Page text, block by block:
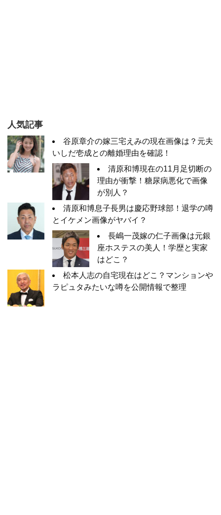
人気記事
谷原章介の嫁三宅えみの現在画像は？元夫
いしだ壱成との離婚理由を確認！
清原和博現在の11月足切断の
理由が衝撃！糖尿病悪化で画像
が別人？
清原和博息子長男は慶応野球部！退学の噂
とイケメン画像がヤバイ？
長嶋一茂嫁の仁子画像は元銀
座ホステスの美人！学歴と実家
はどこ？
松本人志の自宅現在はどこ？マンションや
ラピュタみたいな噂を公開情報で整理